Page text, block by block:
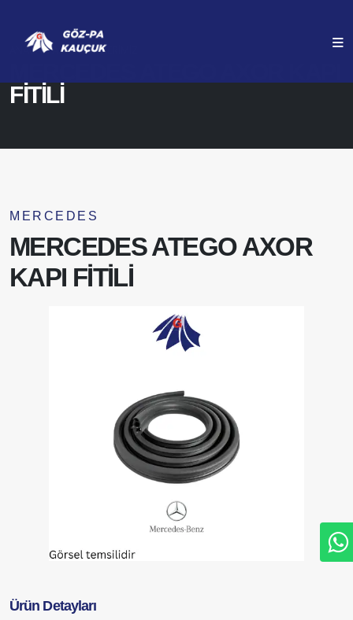
FİTİLİ
ANASAYFA ÜRÜNLERIMIZ
MERCEDES
MERCEDES ATEGO AXOR
KAPI FİTİLİ
Ürün Detayları